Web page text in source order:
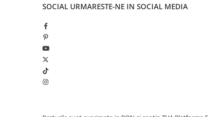
SOCIAL URMARESTE-NE IN SOCIAL MEDIA